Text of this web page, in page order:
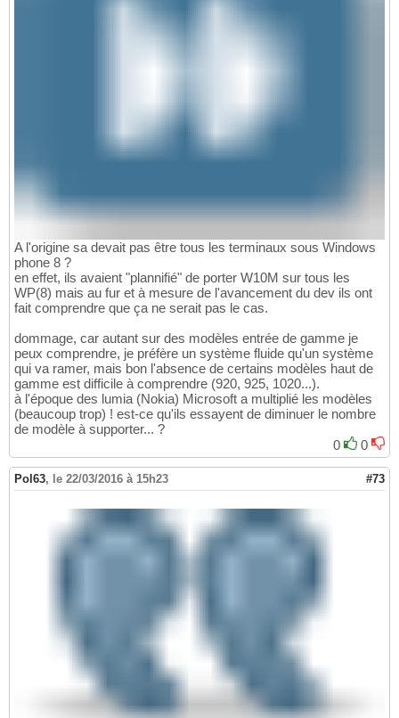
A l'origine sa devait pas être tous les terminaux sous Windows
phone 8 ?
en effet, ils avaient "plannifié" de porter W10M sur tous les
WP(8) mais au fur et à mesure de l'avancement du dev ils ont
fait comprendre que ça ne serait pas le cas.
dommage, car autant sur des modèles entrée de gamme je
peux comprendre, je préfère un système fluide qu'un système
qui va ramer, mais bon l'absence de certains modèles haut de
gamme est difficile à comprendre (920, 925, 1020...).
à l'époque des lumia (Nokia) Microsoft a multiplié les modèles
(beaucoup trop) ! est-ce qu'ils essayent de diminuer le nombre
de modèle à supporter... ?
0
0
Pol63, le 22/03/2016 à 15h23 #73